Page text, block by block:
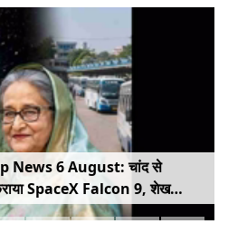
News 6 August: चांद से
SpaceX Falcon 9, शेख
की घर वापसी का ऐलान, MP में बस